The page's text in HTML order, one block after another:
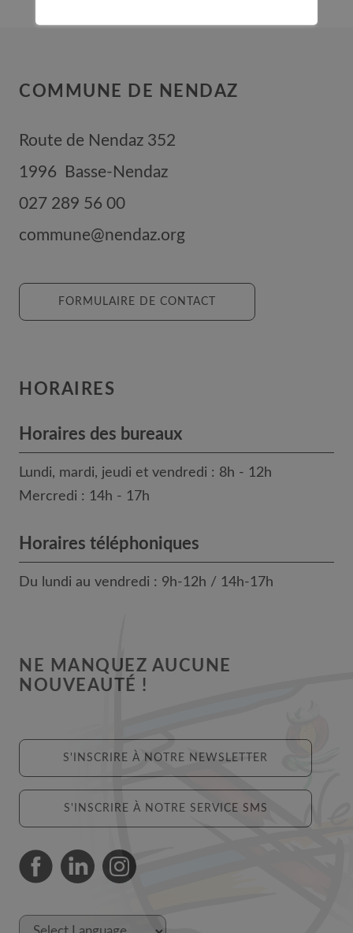
COMMUNE DE NENDAZ
Route de Nendaz 352
1996
Basse-Nendaz
027 289 56 00
commune@nendaz.org
FORMULAIRE DE CONTACT
HORAIRES
Horaires des bureaux
Lundi, mardi, jeudi et vendredi : 8h - 12h
Mercredi : 14h - 17h
Horaires téléphoniques
Du lundi au vendredi : 9h-12h / 14h-17h
NE MANQUEZ AUCUNE
NOUVEAUTÉ !
S'INSCRIRE À NOTRE NEWSLETTER
S'INSCRIRE À NOTRE SERVICE SMS